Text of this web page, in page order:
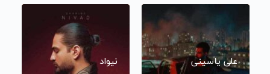
علی یاسینی نیواد